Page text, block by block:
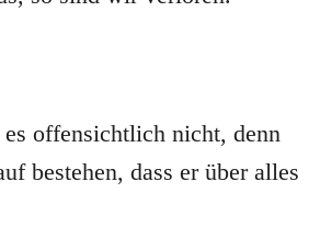
offensichtlich nicht, denn
bestehen, dass er über alles